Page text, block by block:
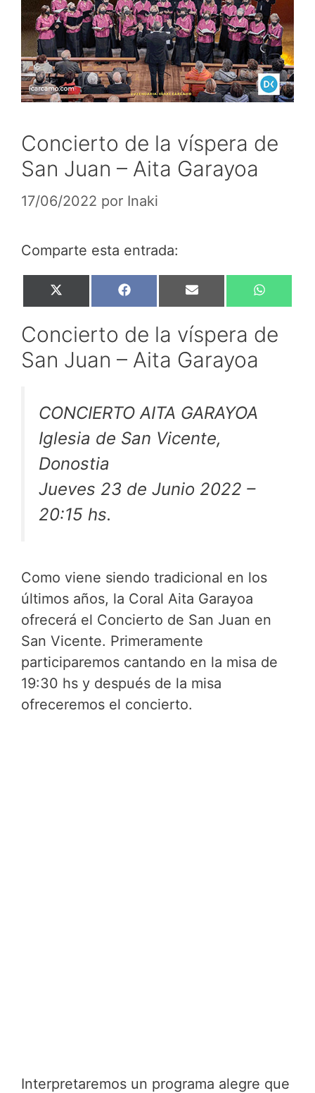
Concierto de la víspera de
San Juan – Aita Garayoa
17/06/2022 por Inaki
Comparte esta entrada:
Compartir
en
(
w
i
t
)
Compartir
en
a
e
b
o
Compartir
en
m
i
l
en
h
t
s
Concierto de la víspera de
San Juan – Aita Garayoa
CONCIERTO AITA GARAYOA
Iglesia de San Vicente,
Donostia
Jueves 23 de Junio 2022 –
20:15 hs.
Como viene siendo tradicional en los
últimos años, la Coral Aita Garayoa
ofrecerá el Concierto de San Juan en
San Vicente. Primeramente
participaremos cantando en la misa de
19:30 hs y después de la misa
ofreceremos el concierto.
Interpretaremos un programa alegre que